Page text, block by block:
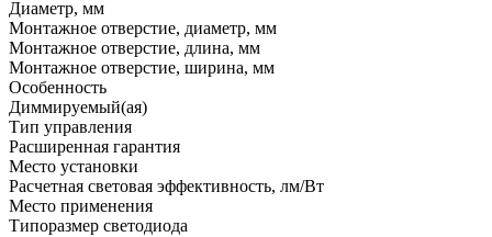
Диаметр, мм
Монтажное отверстие, диаметр, мм
Монтажное отверстие, длина, мм
Монтажное отверстие, ширина, мм
Особенность
Диммируемый(ая)
Тип управления
Расширенная гарантия
Место установки
Расчетная световая эффективность, лм/Вт
Место применения
Типоразмер светодиода